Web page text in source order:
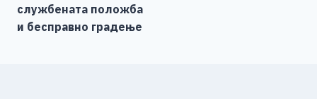
службената положба
и бесправно градење